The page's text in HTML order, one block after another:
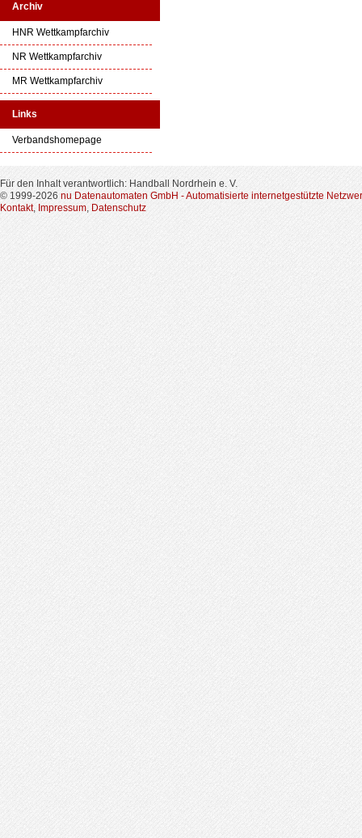
Archiv
HNR Wettkampfarchiv
NR Wettkampfarchiv
MR Wettkampfarchiv
Links
Verbandshomepage
Für den Inhalt verantwortlich: Handball Nordrhein e. V.
© 1999-2026 nu Datenautomaten GmbH - Automatisierte internetgestützte
Kontakt, Impressum, Datenschutz